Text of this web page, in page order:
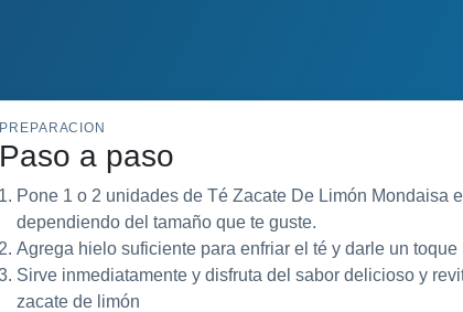
PREPARACION
Paso a paso
Pone 1 o 2 unidades de Té Zacate De Limón Mondaisa
dependiendo del tamaño que te guste.
Agrega hielo suficiente para enfriar el té y darle un toque
Sirve inmediatamente y disfruta del sabor delicioso y
zacate de limón